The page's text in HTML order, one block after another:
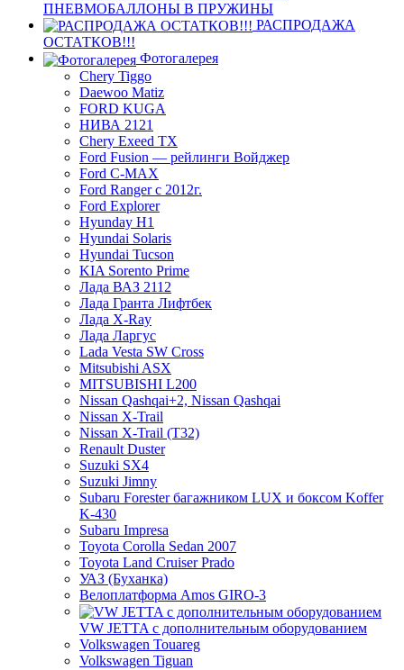
ПНЕВМОБАЛЛОНЫ В ПРУЖИНЫ
РАСПРОДАЖА
ОСТАТКОВ!!!
Фотогалерея
Chery Tiggo
Daewoo Matiz
FORD KUGA
НИВА 2121
Chery Exeed TX
Ford Fusion — рейлинги Войджер
Ford C-MAX
Ford Ranger с 2012г.
Ford Explorer
Hyunday H1
Hyundai Solaris
Hyundai Tucson
KIA Sorento Prime
Лада ВАЗ 2112
Лада Гранта Лифтбек
Лада X-Ray
Лада Ларгус
Lada Vesta SW Cross
Mitsubishi ASX
MITSUBISHI L200
Nissan Qashqai+2, Nissan Qashqai
Nissan X-Trail
Nissan X-Trail (T32)
Renault Duster
Suzuki SX4
Suzuki Jimny
Subaru Forester багажником LUX и боксом Koffer
K-430
Subaru Impresa
Toyota Corolla Sedan 2007
Toyota Land Cruiser Prado
УАЗ (Буханка)
Велоплатформа Amos GIRO-3
VW JETTA с дополнительным оборудованием
Volkswagen Touareg
Volkswagen Tiguan